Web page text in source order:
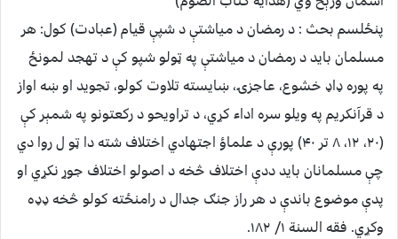
پنځلسم بحث : د رمضان د میاشتې د شپې قیام (عبادت) کول: هر
مسلمان باید د رمضان د میاشتې په ټولو شپو کې د تهجد لمونځ
په پوره ډاډ خشوع، عاجزۍ، ښایسته تلاوت کولو، تجوید او ښه اواز
د قرآنکریم په ویلو سره اداء کړي، د تراویحو د رکعتونو په شمېر کې
(۲۰، ۱۲، ۸ تر ۴۰) پورې د علماؤ اجتهادي اختلاف شته دا ټو ل روا دي
چې مسلمانان باید ددې اختلاف څخه د اصولو اختلاف جوړ نکړي او
پدې موضوع باندې د هر راز جنګ جدال د رامنځته کولو څخه ډډه
وکړي. فقه السنة ۱/ ۱۸۲.